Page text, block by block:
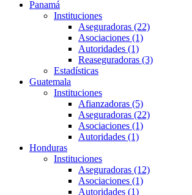
Panamá
Instituciones
Aseguradoras (22)
Asociaciones (1)
Autoridades (1)
Reaseguradoras (3)
Estadísticas
Guatemala
Instituciones
Afianzadoras (5)
Aseguradoras (22)
Asociaciones (1)
Autoridades (1)
Honduras
Instituciones
Aseguradoras (12)
Asociaciones (1)
Autoridades (1)